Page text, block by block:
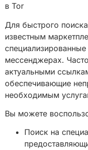
в Tor
Для быстрого
известным
мессенджерах.
актуальными
обеспечивающие
необходимым
Вы можете
Поиск на